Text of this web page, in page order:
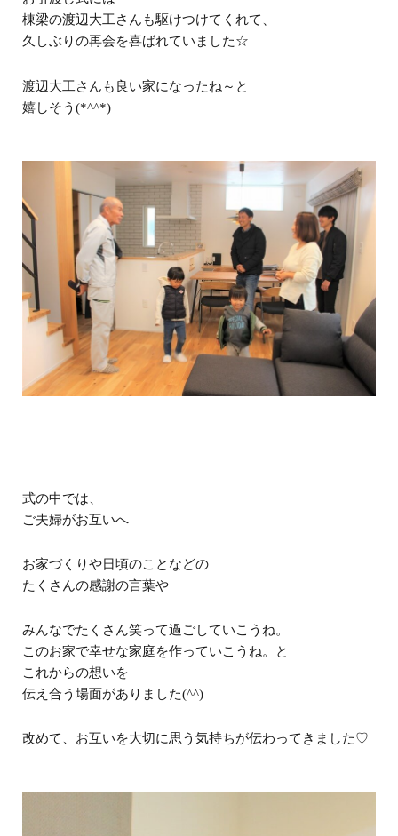
棟梁の渡辺大工さんも駆けつけてくれて、
久しぶりの再会を喜ばれていました☆
渡辺大工さんも良い家になったね～と
嬉しそう(*^^*)
式の中では、
ご夫婦がお互いへ
お家づくりや日頃のことなどの
たくさんの感謝の言葉や
みんなでたくさん笑って過ごしていこうね。
このお家で幸せな家庭を作っていこうね。と
これからの想いを
伝え合う場面がありました(^^)
改めて、お互いを大切に思う気持ちが伝わってきました♡